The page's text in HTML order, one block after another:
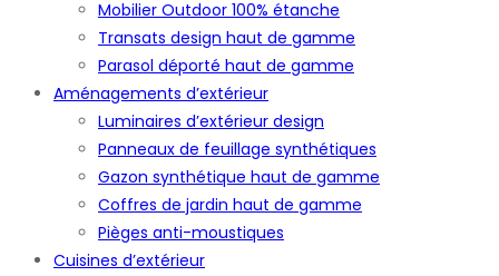
Mobilier Outdoor 100% étanche
Transats design haut de gamme
Parasol déporté haut de gamme
Aménagements d’extérieur
Luminaires d’extérieur design
Panneaux de feuillage synthétiques
Gazon synthétique haut de gamme
Coffres de jardin haut de gamme
Pièges anti-moustiques
Cuisines d’extérieur